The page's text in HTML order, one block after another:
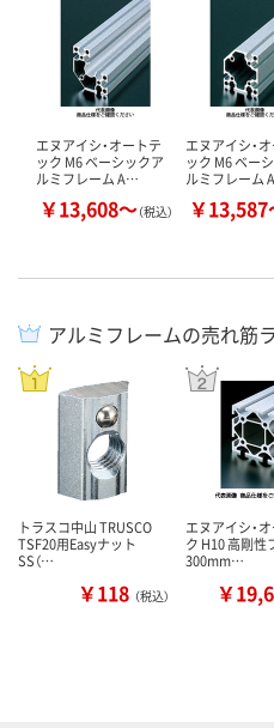
エヌアイシ・オートテ
ック M6 ベーシックア
ルミフレーム A…
￥13,608～（税込）
エヌアイシ・
ック M6 ベー
ルミフレーム
￥13,587
アルミフレームの売れ筋
トラスコ中山 TRUSCO
TSF20用Easyナット
SS（…
￥118 （税込）
エヌアイシ・
ク H10 高剛性
300mm…
￥